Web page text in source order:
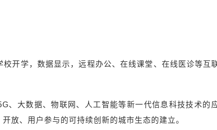
开学，数据显示，远程办公、在线课堂、在线医诊等互
、大数据、物联网、人工智能等新一代信息科技技术的
放、用户参与的可持续创新的城市生态的建立。